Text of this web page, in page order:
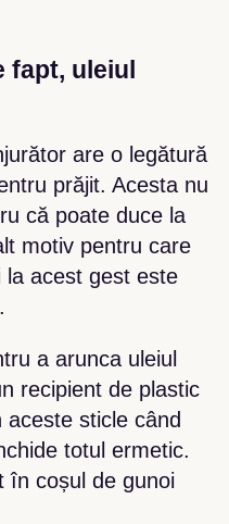
fapt, uleiul
are o legătură
prăjit. Acesta nu
că poate duce la
motiv pentru care
la acest gest este
a arunca uleiul
recipient de plastic
sticle când
totul ermetic.
în coșul de gunoi